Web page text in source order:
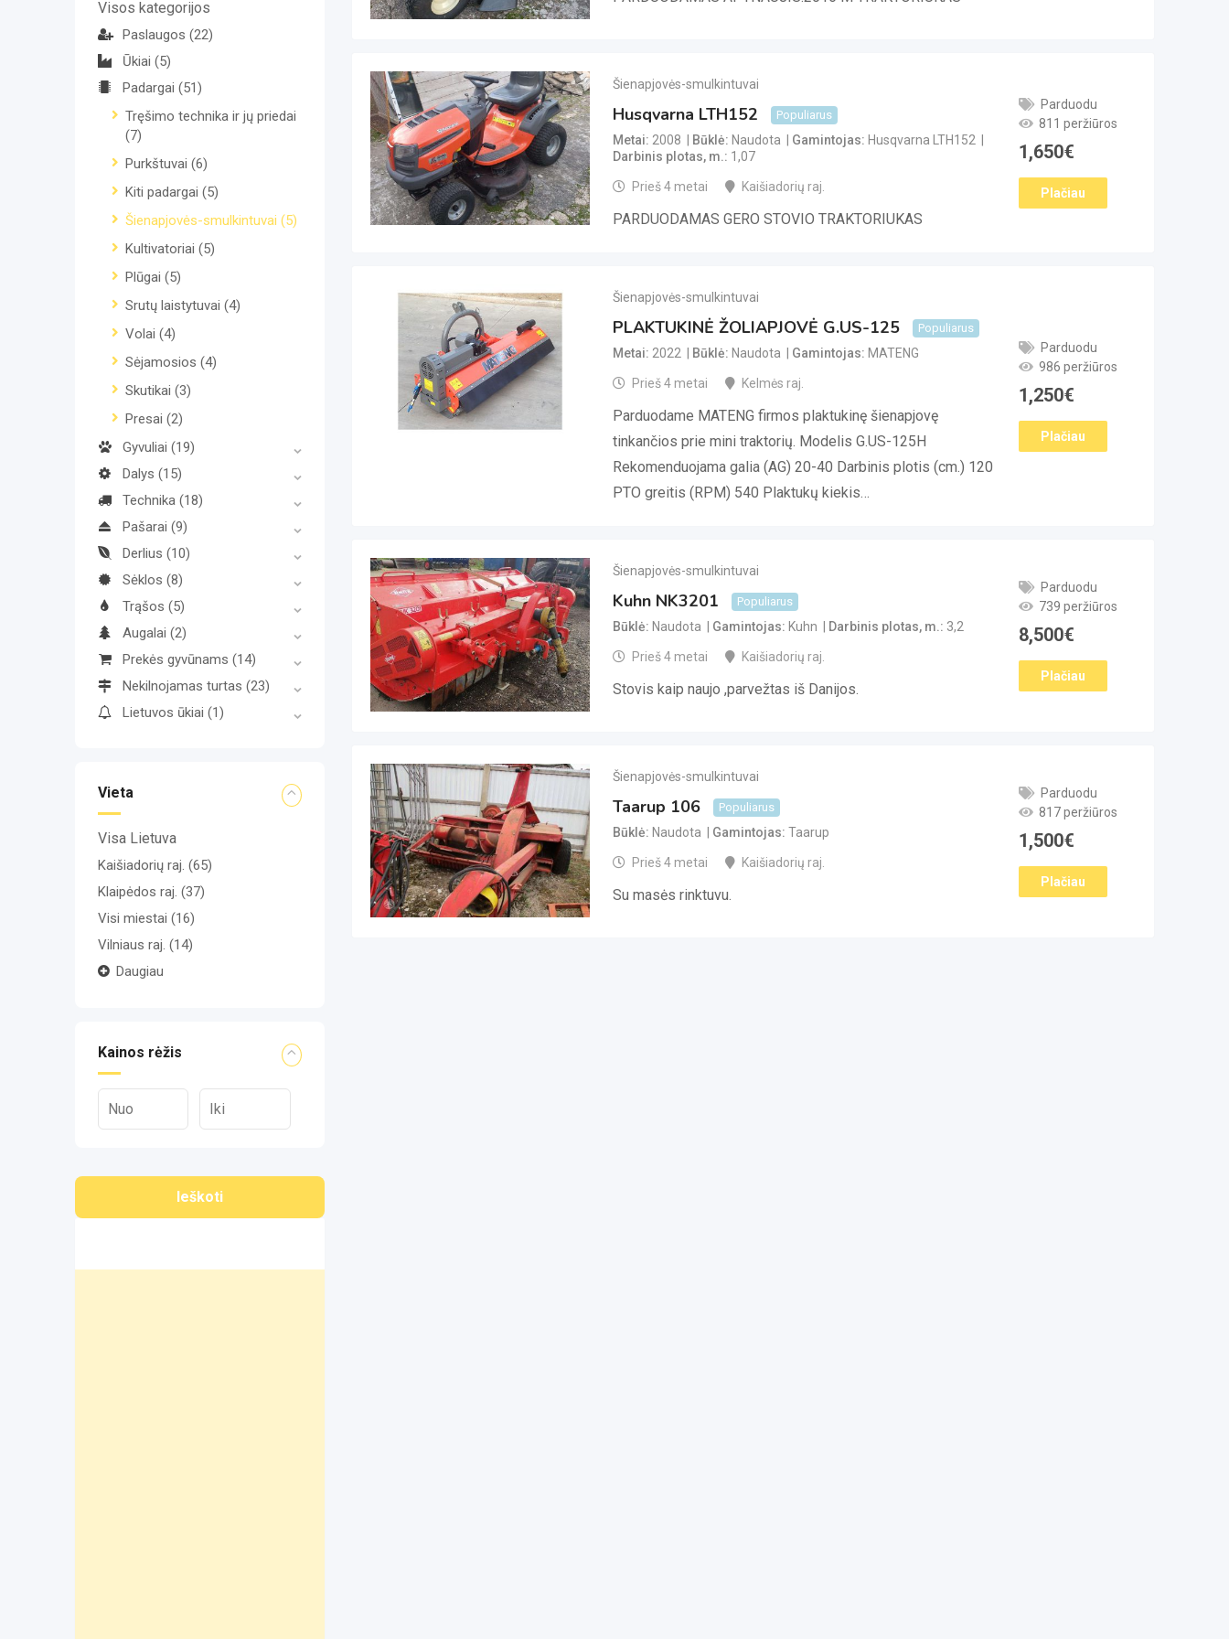
Visos kategorijos
Paslaugos (22)
Ūkiai (5)
Padargai (51)
Tręšimo technika ir jų priedai
(7)
Purkštuvai (6)
Kiti padargai (5)
Šienapjovės-smulkintuvai (5)
Kultivatoriai (5)
Plūgai (5)
Srutų laistytuvai (4)
Volai (4)
Sėjamosios (4)
Skutikai (3)
Presai (2)
Gyvuliai (19)
Dalys (15)
Technika (18)
Pašarai (9)
Derlius (10)
Sėklos (8)
Trąšos (5)
Augalai (2)
Prekės gyvūnams (14)
Nekilnojamas turtas (23)
Lietuvos ūkiai (1)
Vieta
Visa Lietuva
Kaišiadorių raj. (65)
Klaipėdos raj. (37)
Visi miestai (16)
Vilniaus raj. (14)
Daugiau
Kainos rėžis
Ieškoti
Šienapjovės-smulkintuvai
Husqvarna LTH152 Populiarus
Metai 2008 Būklė Naudota Gamintojas
Husqvarna LTH152
Darbinis plotas, m.
1,07
Prieš 4 metai Kaišiadorių raj.
PARDUODAMAS GERO STOVIO TRAKTORIUKAS
Parduodu
811 peržiūros
1,650€
Plačiau
Šienapjovės-smulkintuvai
PLAKTUKINĖ ŽOLIAPJOVĖ G.US-125 Populiarus
Metai 2022 Būklė Naudota Gamintojas MATENG
Prieš 4 metai Kelmės raj.
Parduodame MATENG firmos plaktukinę šienapjovę
tinkančios prie mini traktorių. Modelis G.US-125H
Rekomenduojama galia (AG) 20-40 Darbinis plotis (cm.) 120
PTO greitis (RPM) 540 Plaktukų kiekis…
Parduodu
986 peržiūros
1,250€
Plačiau
Šienapjovės-smulkintuvai
Kuhn NK3201 Populiarus
Būklė Naudota Gamintojas Kuhn Darbinis plotas, m. 3,2
Prieš 4 metai Kaišiadorių raj.
Stovis kaip naujo ,parvežtas iš Danijos.
Parduodu
739 peržiūros
8,500€
Plačiau
Šienapjovės-smulkintuvai
Taarup 106 Populiarus
Būklė Naudota Gamintojas Taarup
Prieš 4 metai Kaišiadorių raj.
Su masės rinktuvu.
Parduodu
817 peržiūros
1,500€
Plačiau